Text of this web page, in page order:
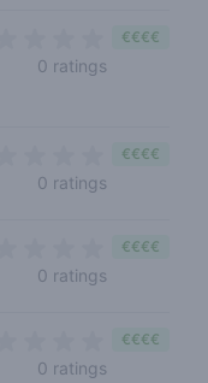
0 ratings
€€€€
0 ratings
€€€€
0 ratings
€€€€
0 ratings
€€€€